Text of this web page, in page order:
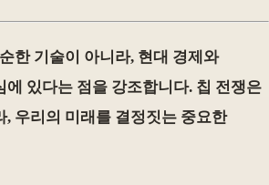
한 기술이 아니라, 현대 경제와
에 있다는 점을 강조합니다. 칩 전쟁은
, 우리의 미래를 결정짓는 중요한